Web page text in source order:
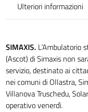
Ulteriori informazioni
SIMAXIS. L’Ambulatorio
(Ascot) di Simaxis non
servizio, destinato ai
nei comuni di Ollastra,
Villanova Truschedu,
operativo venerdì.